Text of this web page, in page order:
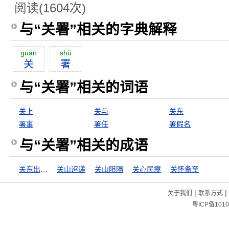
阅读(1604次)
与“关署”相关的字典解释
guān
关
shŭ
署
与“关署”相关的词语
关上 关与
关东
署事
署任 署假名
与“关署”相关的成语
关山迢递 关山阻隔 关心民瘼 关怀备至
关于我们 | 联系方式|
粤ICP备